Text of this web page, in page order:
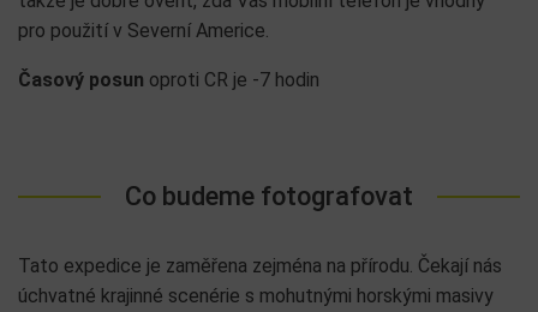
pro použití v Severní Americe.
Časový posun oproti CR je -7 hodin
Co budeme fotografovat
Tato expedice je zaměřena zejména na přírodu. Čekají nás
úchvatné krajinné scenérie s mohutnými horskými masivy